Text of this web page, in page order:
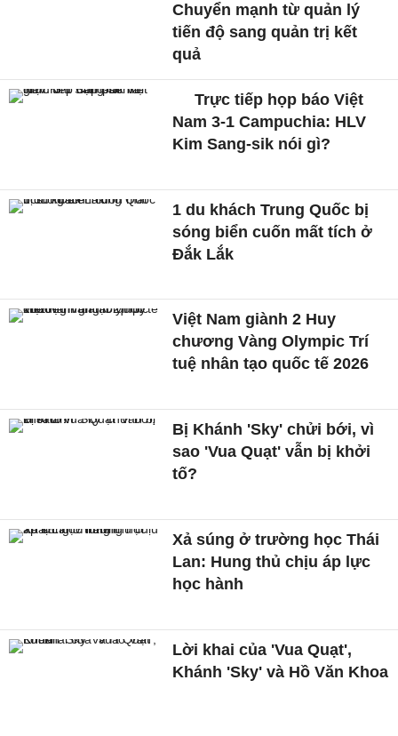
Chuyển mạnh từ quản lý
tiến độ sang quản trị kết
quả
Trực tiếp họp báo Việt
Nam 3-1 Campuchia: HLV
Kim Sang-sik nói gì?
1 du khách Trung Quốc bị
sóng biển cuốn mất tích ở
Đắk Lắk
Việt Nam giành 2 Huy
chương Vàng Olympic Trí
tuệ nhân tạo quốc tế 2026
Bị Khánh 'Sky' chửi bới, vì
sao 'Vua Quạt' vẫn bị khởi
tố?
Xả súng ở trường học Thái
Lan: Hung thủ chịu áp lực
học hành
Lời khai của 'Vua Quạt',
Khánh 'Sky' và Hồ Văn Khoa